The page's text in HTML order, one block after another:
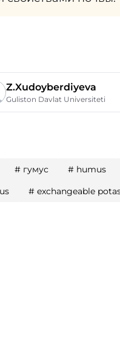
Z.Xudoyberdiyeva
Guliston Davlat Universiteti
# гумус # humus
# exchangeable